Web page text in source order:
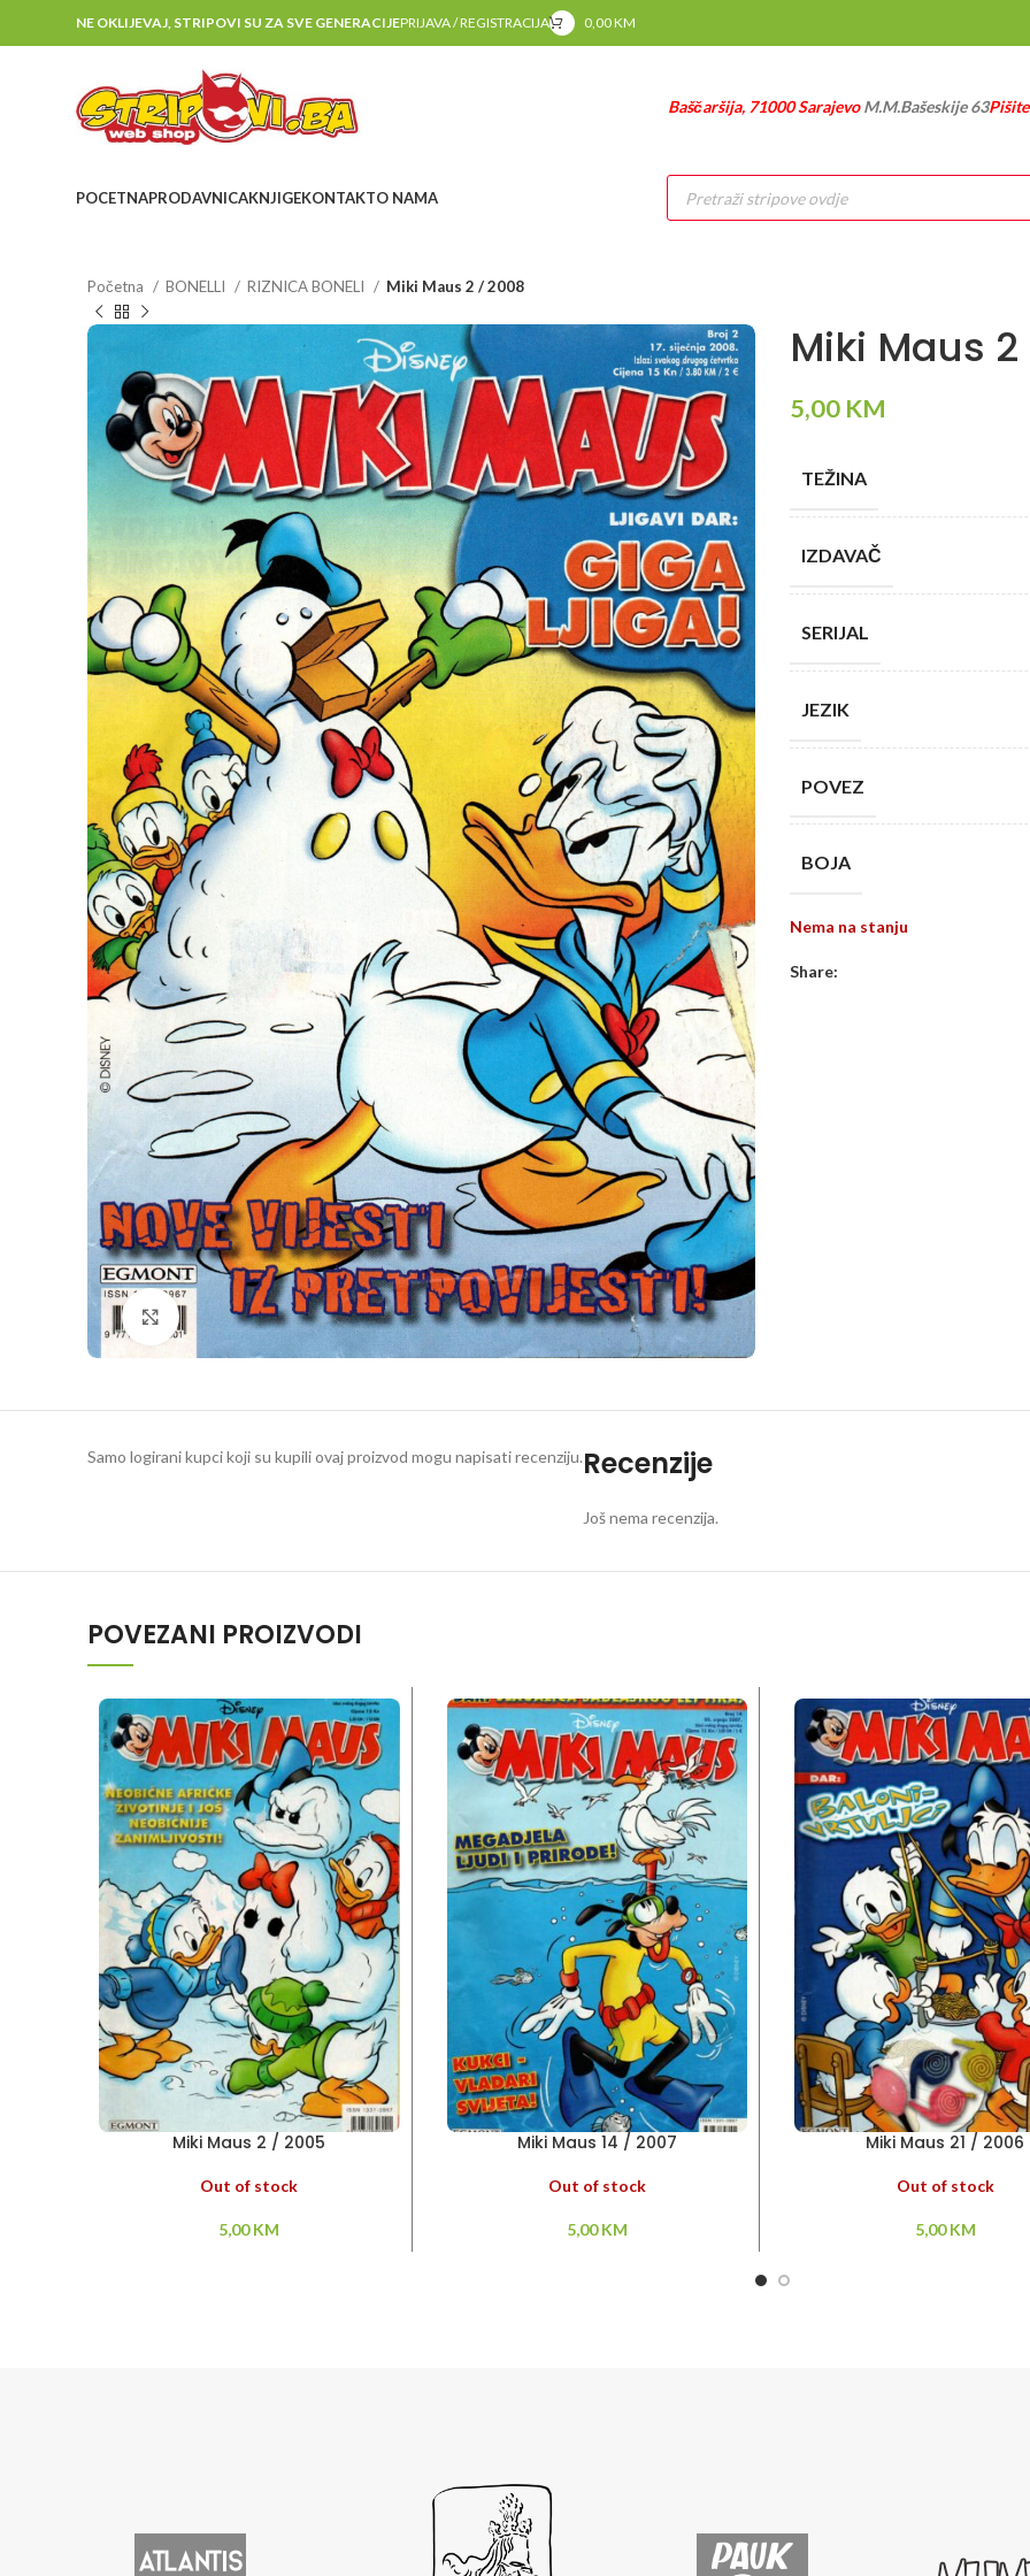
NE OKLIJEVAJ, STRIPOVI SU ZA SVE GENERACIJEPRIJAVA / REGISTRACIJA 0,00KM
Baščaršija, 71000 SarajevoM.M.Bašeskije 63
POCETNAPRODAVNICAKNJIGEKONTAKTO NAMA
Products
search
Početna BONELLI RIZNICA BONELI Miki Maus 2 / 2008
Klikni da povečaš
Miki Maus
5,00 KM
TEŽINA
IZDAVAČ
SERIJAL
JEZIK
POVEZ
BOJA
Nema na stanju
Share:
Recenzije
Još nema recenzija.
Samo logirani kupci koji su kupili ovaj proizvod mogu napisati recenziju.
POVEZANI PROIZVODI
Miki Maus 2 / 2005
Out of stock
5,00KM
Miki Maus 14 / 2007
Out of stock
5,00KM
Miki Maus 21 / 2006
Out of stock
5,00KM